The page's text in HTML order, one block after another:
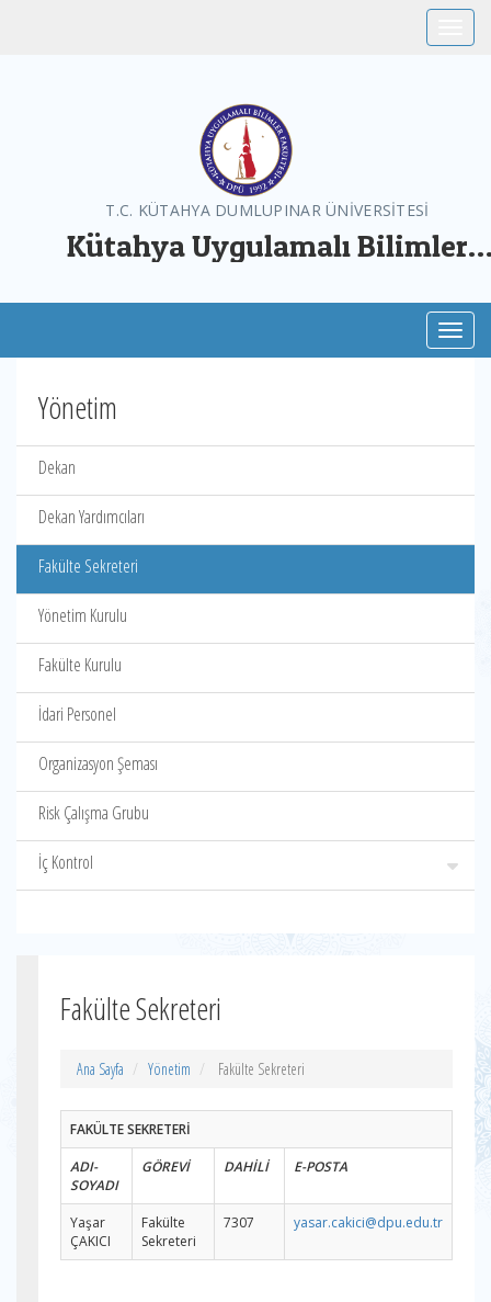
T.C. KÜTAHYA DUMLUPINAR ÜNİVERSİTESİ
Kütahya Uygulamalı Bilimler
Yönetim
Dekan
Dekan Yardımcıları
Fakülte Sekreteri
Yönetim Kurulu
Fakülte Kurulu
İdari Personel
Organizasyon Şeması
Risk Çalışma Grubu
İç Kontrol
Fakülte Sekreteri
Ana Sayfa Yönetim Fakülte Sekreteri
FAKÜLTE SEKRETERİ
ADI-
SOYADI
GÖREVİ DAHİLİ E-POSTA
Yaşar
ÇAKICI
Fakülte
Sekreteri
7307 yasar.cakici@dpu.edu.tr